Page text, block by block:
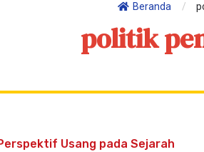
Beranda /
politik
Usang pada Sejarah